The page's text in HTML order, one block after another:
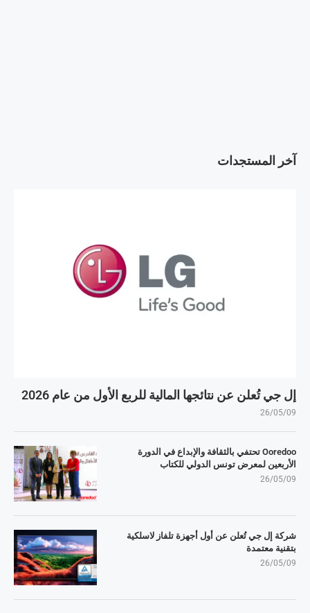
آخر المستجدات
إل جي تُعلن عن نتائجها المالية للربع الأول من عام 2026
26/05/09
Ooredoo تحتفي بالثقافة والإبداع في الدورة
الأربعين لمعرض تونس الدولي للكتاب
26/05/09
شركة إل جي تُعلن عن أول أجهزة تلفاز لاسلكية
بتقنية معتمدة
26/05/09